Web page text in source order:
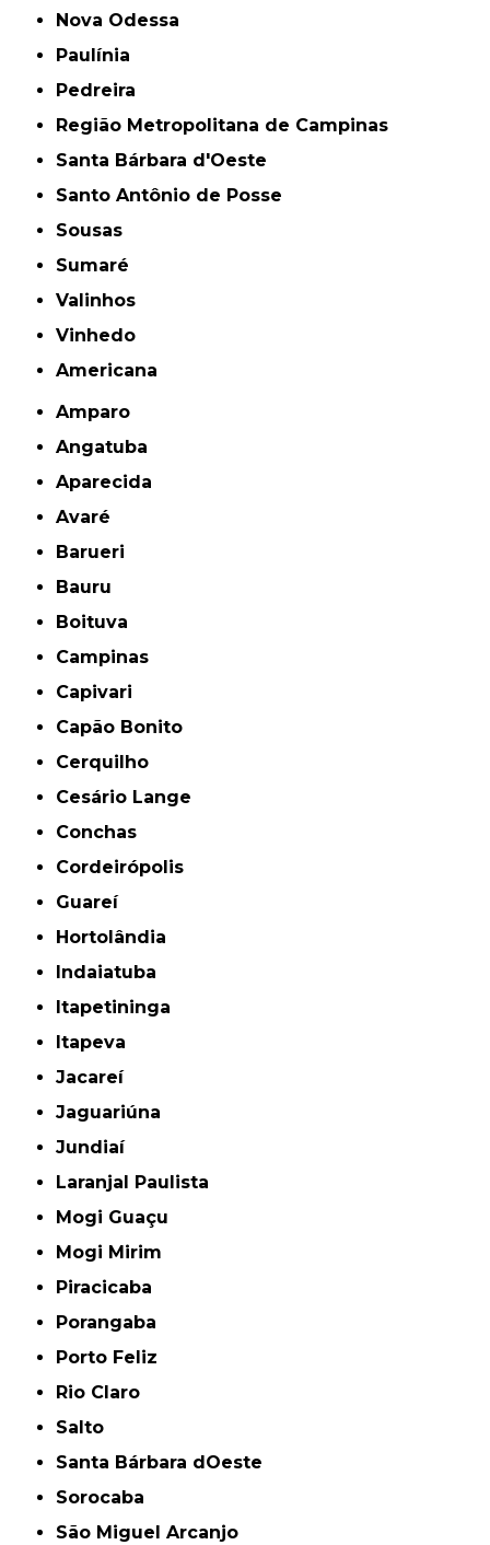
Nova Odessa
Paulínia
Pedreira
Região Metropolitana de Campinas
Santa Bárbara d'Oeste
Santo Antônio de Posse
Sousas
Sumaré
Valinhos
Vinhedo
americana
Amparo
Angatuba
Aparecida
Avaré
Barueri
Bauru
Boituva
Campinas
Capivari
Capão Bonito
Cerquilho
Cesário Lange
Conchas
Cordeirópolis
Guareí
Hortolândia
Indaiatuba
Itapetininga
Itapeva
Jacareí
Jaguariúna
Jundiaí
Laranjal Paulista
Mogi Guaçu
Mogi Mirim
Piracicaba
Porangaba
Porto Feliz
Rio Claro
Salto
Santa Bárbara dOeste
Sorocaba
São Miguel Arcanjo